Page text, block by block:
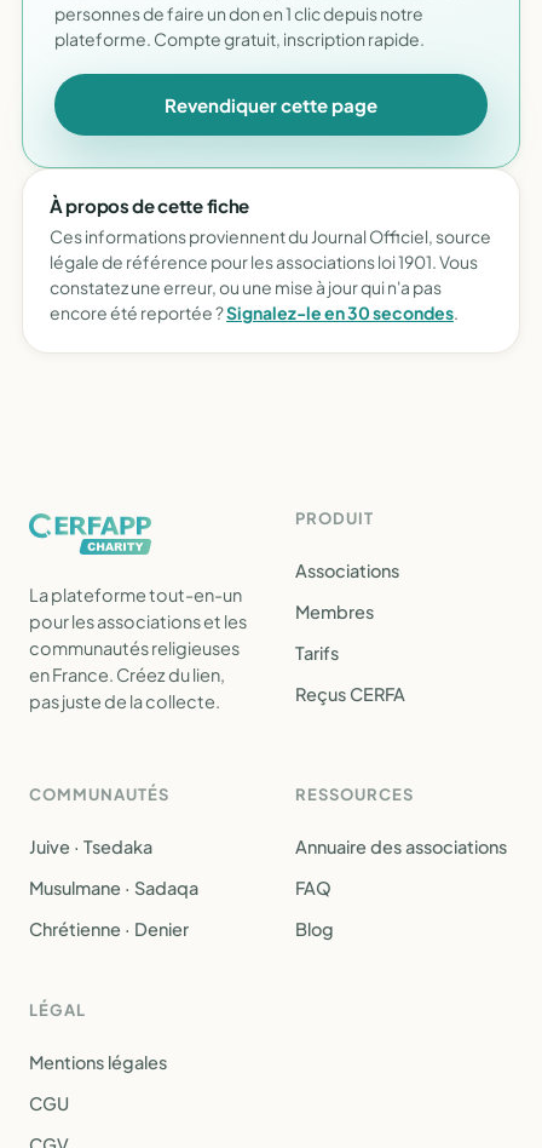
personnes de faire un don en 1 clic depuis notre
plateforme. Compte gratuit, inscription rapide.
Revendiquer cette page
À propos de cette fiche
Ces informations proviennent du Journal Officiel, source
légale de référence pour les associations loi 1901. Vous
constatez une erreur, ou une mise à jour qui n'a pas
encore été reportée ?Signalez-le en 30 secondes.
La plateforme tout-en-un
pour les associations et les
communautés religieuses
en France. Créez du lien,
pas juste de la collecte.
PRODUIT
Associations
Membres
Tarifs
Reçus CERFA
COMMUNAUTÉS
Juive · Tsedaka
Musulmane · Sadaqa
Chrétienne · Denier
RESSOURCES
Annuaire des associations
FAQ
Blog
LÉGAL
Mentions légales
CGU